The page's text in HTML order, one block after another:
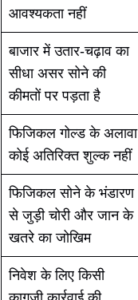
आवश्यकता नहीं
बाजार में उतार-चढ़ाव का
सीधा असर सोने की
कीमतों पर पड़ता है
फिजिकल गोल्ड के अलावा
कोई अतिरिक्त शुल्क नहीं
फिजिकल सोने के भंडारण
से जुड़ी चोरी और जान के
खतरे का जोखिम
निवेश के लिए किसी